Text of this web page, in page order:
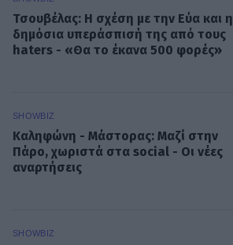
Τσουβέλας: Η σχέση με την Εύα και η
δημόσια υπεράσπισή της από τους
haters - «Θα το έκανα 500 φορές»
SHOWBIZ
Καληφώνη - Μάστορας: Μαζί στην
Πάρο, χωριστά στα social - Οι νέες
αναρτήσεις
SHOWBIZ